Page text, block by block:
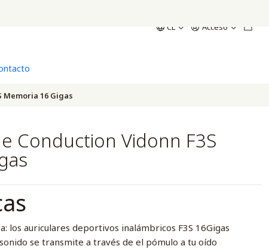
CL Acceso
Memoria 16 Gigas
Conduction Vidonn F3S
los auriculares deportivos inalámbricos F3S 16Gigas
se transmite a través de el pómulo a tu oído